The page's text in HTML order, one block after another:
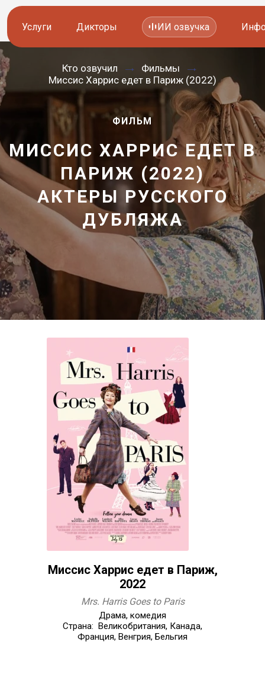
Услуги
Озвучка видео
Работа с аудио
Работа с текстом
Локализация и перевод
Другие услуги
8 800 200-45-51
Заказать звонок
Дикторы
Иностранные дикторы
Русские дикторы
Актеры озвучки
Контакты дикторов
ИИ голоса
8 800 200-45-51
Заказать звонок
ИИ озвучка
Кто озвучил
Фильмы
Миссис Харрис едет в Париж (2022)
ФИЛЬМ
МИССИС ХАРРИС ЕДЕТ В
ПАРИЖ (2022)
—
АКТЕРЫ РУССКОГО
ДУБЛЯЖА
Миссис Харрис едет в Париж,
2022
Mrs. Harris Goes to Paris
Драма, комедия
Страна: Великобритания, Канада,
Франция, Венгрия, Бельгия